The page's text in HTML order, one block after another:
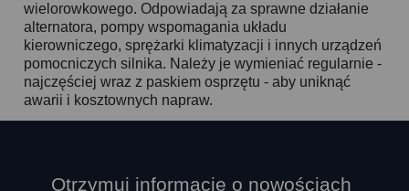
wielorowkowego. Odpowiadają za sprawne działanie
alternatora, pompy wspomagania układu
kierowniczego, sprężarki klimatyzacji i innych urządzeń
pomocniczych silnika. Należy je wymieniać regularnie -
najczęściej wraz z paskiem osprzętu - aby uniknąć
awarii i kosztownych napraw.
Otrzymuj informację o nowościach